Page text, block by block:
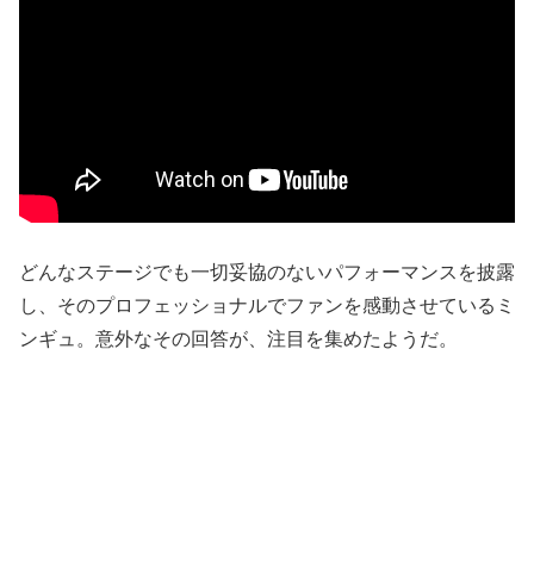
どんなステージでも一切妥協のないパフォーマンスを披露
し、そのプロフェッショナルでファンを感動させているミ
ンギュ。意外なその回答が、注目を集めたようだ。